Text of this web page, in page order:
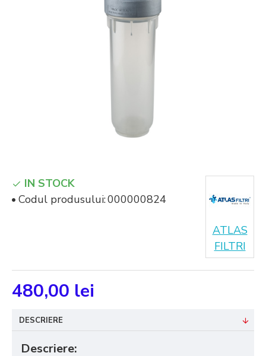
480,00 lei
IN STOCK
Codul produsului:000000824
ATLAS
FILTRI
DESCRIERE
Descriere: